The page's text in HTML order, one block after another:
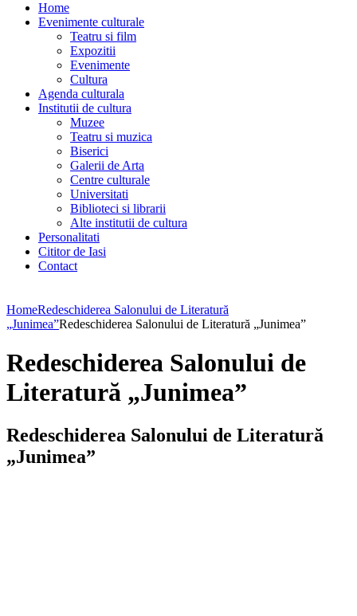
Home
Evenimente culturale
Teatru si film
Expozitii
Evenimente
Cultura
Agenda culturala
Institutii de cultura
Muzee
Teatru si muzica
Biserici
Galerii de Arta
Centre culturale
Universitati
Biblioteci si librarii
Alte institutii de cultura
Personalitati
Cititor de Iasi
Contact
HomeRedeschiderea Salonului de Literatură
„Junimea”Redeschiderea Salonului de Literatură „Junimea”
Redeschiderea Salonului de
Literatură „Junimea”
Redeschiderea Salonului de Literatură
„Junimea”